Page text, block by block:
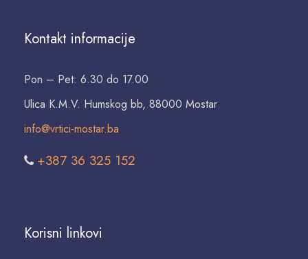
Kontakt informacije
Pon – Pet: 6.30 do 17.00
Ulica K.M.V. Humskog bb, 88000 Mostar
info@vrtici-mostar.ba
+387 36 325 152
Korisni linkovi